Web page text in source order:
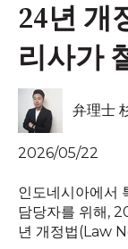
24년 개
리사가
弁理士
2026/05/22
인도네시아에서
담당자를 위해,
년 개정법(Law